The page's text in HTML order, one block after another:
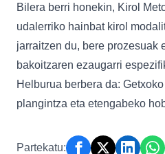
Bilera berri honekin, Kirol
udalerriko hainbat kirol
jarraitzen du, bere prozesuak
bakoitzaren ezaugarri
Helburua berbera da:
plangintza eta etengabeko
Partekatu: